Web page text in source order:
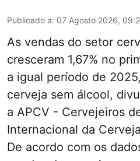
Publicado a: 07 Agosto 2026,
As vendas do setor
cresceram 1,67% no
a igual período de
cerveja sem álcool,
a APCV - Cervejeiros
Internacional da
De acordo com os